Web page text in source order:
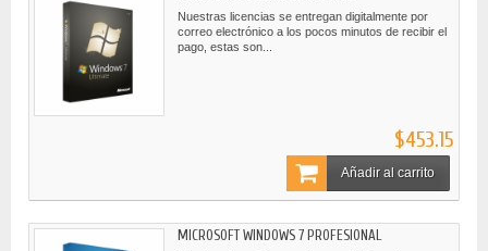
Nuestras licencias se entregan digitalmente por
correo electrónico a los pocos minutos de recibir el
pago, estas son...
$453.15
Añadir al carrito
MICROSOFT WINDOWS 7 PROFESIONAL